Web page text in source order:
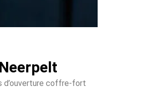
d’ouverture coffre-fort